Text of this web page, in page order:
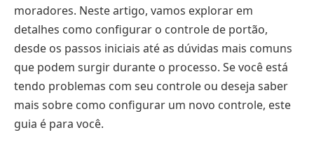
moradores. Neste artigo, vamos explorar em
detalhes como configurar o controle de portão,
desde os passos iniciais até as dúvidas mais comuns
que podem surgir durante o processo. Se você está
tendo problemas com seu controle ou deseja saber
mais sobre como configurar um novo controle, este
guia é para você.